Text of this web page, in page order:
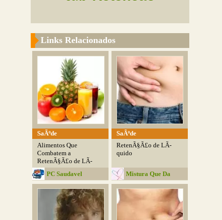
Links Relacionados
SaÃºde
Alimentos Que
Combatem a
RetenÃ§Ã£o de LÃ­
quido
PC Saudavel
SaÃºde
RetenÃ§Ã£o de LÃ­
quido
Mistura Que Da
Certo